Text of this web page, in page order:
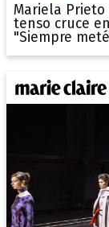
Mariela
tenso cruce
"Siempre